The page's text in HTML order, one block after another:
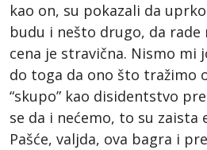
kao on, su pokazali da
budu i nešto drugo, da rade
cena je stravična. Nismo mi
do toga da ono što tražimo
“skupo” kao disidentstvo
se da i nećemo, to su zaista
Pašće, valjda, ova bagra i